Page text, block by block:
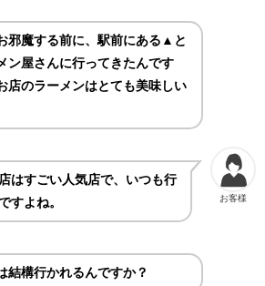
邪魔する前に、駅前にある▲と
ン屋さんに行ってきたんです
店のラーメンはとても美味しい
お客様
はすごい人気店で、いつも行
すよね。
結構行かれるんですか？